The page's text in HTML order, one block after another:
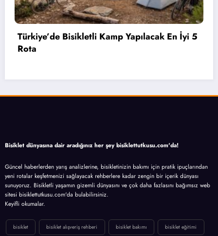
Bahçelievler’de 2 Bin 71 Öğrenciye Bisiklet
Bisiklet dünyasına dair aradığınız her şey bisiklettutkusu.com'da!
Güncel haberlerden yarış analizlerine, bisikletinizin bakımı için pratik ipuçlarından
yeni rotalar keşfetmenizi sağlayacak rehberlere kadar zengin bir içerik dünyası
sunuyoruz. Bisikletli yaşamın gizemli dünyasını ve çok daha fazlasını bağımsız web
sitesi bisiklettutkusu.com'da bulabilirsiniz.
Keyifli okumalar.
bisiklet bisiklet alışveriş rehberi bisiklet bakımı bisiklet eğitimi